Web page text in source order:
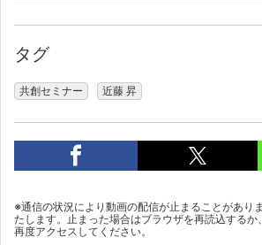
タグ
共創セミナー 近藤 昇
※通信の状況により動画の配信が止まることがあり
たします。止まった場合はブラウザを再読込するか
再度アクセスしてください。